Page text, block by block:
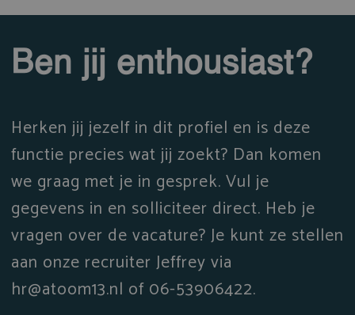
Ben jij enthousiast?
Herken jij jezelf in dit profiel en is deze
functie precies wat jij zoekt? Dan komen
we graag met je in gesprek. Vul je
gegevens in en solliciteer direct. Heb je
vragen over de vacature? Je kunt ze stellen
aan onze recruiter Jeffrey via
hr@atoom13.nl of 06-53906422.